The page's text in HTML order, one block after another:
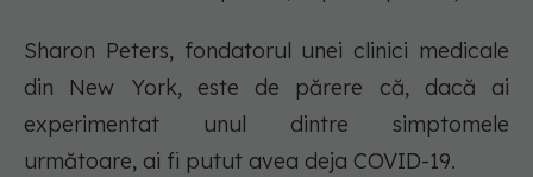
Sharon Peters, fondatorul unei clinici medicale
din New York, este de părere că, dacă ai
experimentat unul dintre simptomele
următoare, ai fi putut avea deja COVID-19.